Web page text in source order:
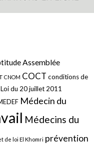
Assemblée
CNOM COCT conditions de
Loi du 20 juillet 2011
Médecin du
Médecins du
de loi El Khomri prévention